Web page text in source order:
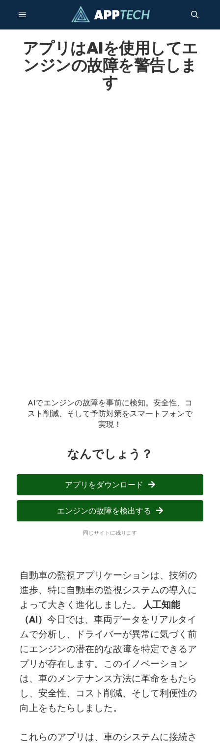
テ
メ
ニ
ュ
アプリはAIを使用してエ
ンジンの故障を警告しま
す
AIでエンジンの故障を事前に検知。安全性、コ
スト削減、そして予防対策をスマートフォンで
実現！
なんでしょう？
アプリをダウンロード
エンジンの故障を検出する
同じサイトに残ります
自動車の監視アプリケーションは、技術の
進歩、特に自動車の監視システムの導入に
よって大きく進化しました。 人工知能
（AI）今日では、車両データをリアルタイ
ムで分析し、ドライバーが異常に気づく前
にエンジンの潜在的な故障を特定できるア
プリが存在します。このイノベーション
は、車のメンテナンス方法に革命をもたら
し、安全性、コスト削減、そして利便性の
向上をもたらしました。
これらのアプリは、車のシステムに接続さ